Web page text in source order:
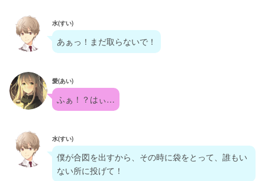
水(すい)
あぁっ！まだ取らないで！
愛(あい)
ふぁ！？はぃ…
水(すい)
僕が合図を出すから、その時に袋をとって、誰もい
ない所に投げて！